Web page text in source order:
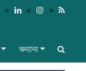
অন্যান্য